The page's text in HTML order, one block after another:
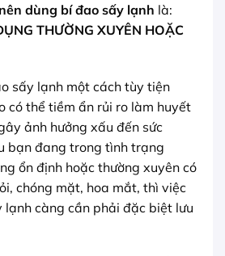
dùng bí đao sấy lạnh là:
THƯỜNG XUYÊN HOẶC
sấy lạnh một cách tùy tiện
có thể tiềm ẩn rủi ro làm huyết
ảnh hưởng xấu đến sức
bạn đang trong tình trạng
ổn định hoặc thường xuyên có
chóng mặt, hoa mắt, thì việc
càng cần phải đặc biệt lưu